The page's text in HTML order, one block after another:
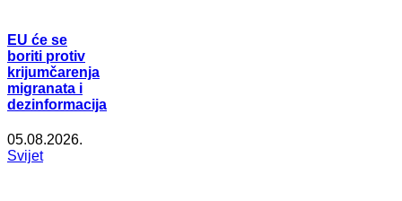
EU će se
boriti protiv
krijumčarenja
migranata i
dezinformacija
05.08.2026.
Svijet